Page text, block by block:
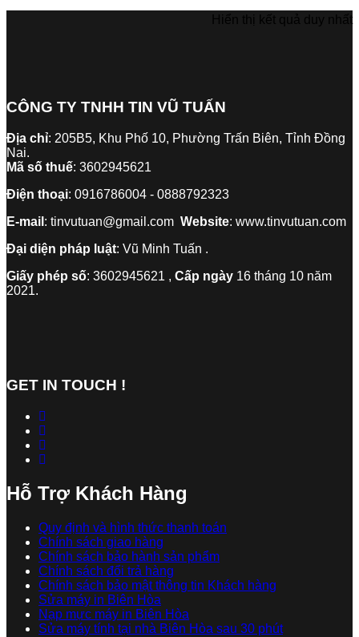
Hiển thị kết quả duy nhất
CÔNG TY TNHH TIN VŨ TUẤN
Địa chỉ: 205B5, Khu Phố 10, Phường Trấn Biên, Tỉnh Đồng
Nai.
Mã số thuế: 3602945621
Điện thoại: 0916786004 - 0888792323
E-mail : tinvutuan@gmail.com Website: www.tinvutuan.com
Đại diện pháp luật: Vũ Minh Tuấn .
Giấy phép số: 3602945621 , Cấp ngày 16 tháng 10 năm
2021.
GET IN TOUCH !
Hỗ Trợ Khách Hàng
Quy định và hình thức thanh toán
Chính sách giao hàng
Chính sách bảo hành sản phẩm
Chính sách đổi trả hàng
Chính sách bảo mật thông tin Khách hàng
Sửa máy in Biên Hòa
Nạp mực máy in Biên Hòa
Sửa máy tính tại nhà Biên Hòa sau 30 phút